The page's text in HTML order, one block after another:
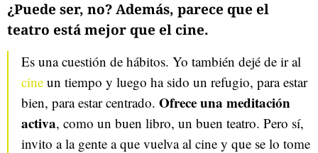
¿Puede ser, no? Además, parece que el
teatro está mejor que el cine.
Es una cuestión de hábitos. Yo también dejé de ir al
cine un tiempo y luego ha sido un refugio, para estar
bien, para estar centrado. Ofrece una meditación
activa, como un buen libro, un buen teatro. Pero sí,
invito a la gente a que vuelva al cine y que se lo tome